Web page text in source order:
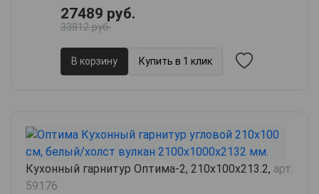
27489 руб.
33812 руб.
В корзину Купить в 1 клик
Кухонный гарнитур Оптима-2, 210х100х213.2, арт.
59176